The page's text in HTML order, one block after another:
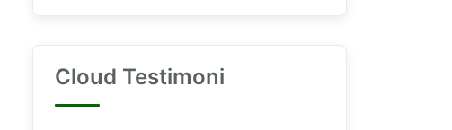
Cloud Testimoni